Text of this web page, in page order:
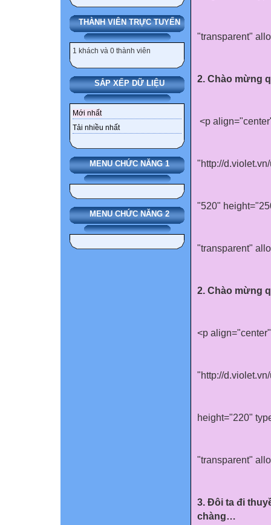
THÀNH VIÊN TRỰC TUYẾN
1 khách và 0 thành viên
SẮP XẾP DỮ LIỆU
Mới nhất
Tải nhiều nhất
MENU CHỨC NĂNG 1
MENU CHỨC NĂNG 2
"transparent"
2. Chào mừng
<p
"http://
"520"
"transparent"
2. Chào mừng
<p
"http://
height="220"
"transparent"
3. Đôi ta đi
chàng…